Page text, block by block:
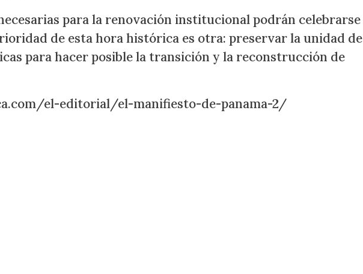
para la renovación institucional podrán celebrarse
de esta hora histórica es otra: preservar la unidad de
para hacer posible la transición y la reconstrucción de
el-editorial/el-manifiesto-de-panama-2/